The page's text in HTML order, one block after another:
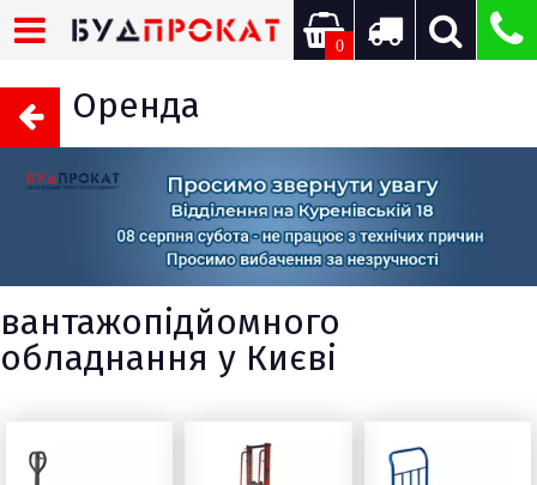
0
Оренда
вантажопідйомного
обладнання у Києві